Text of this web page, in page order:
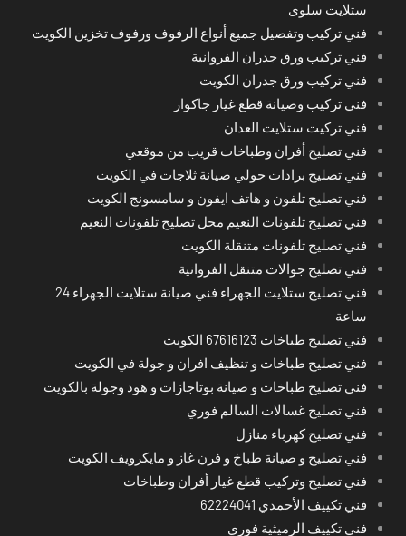
ستلايت سلوى
فني تركيب وتفصيل جميع أنواع الرفوف ورفوف تخزين الكويت
فني تركيب ورق جدران الفروانية
فني تركيب ورق جدران الكويت
فني تركيب وصيانة قطع غيار جاكوار
فني تركيت ستلايت العدان
فني تصليح أفران وطباخات قريب من موقعي
فني تصليح برادات حولي صيانة ثلاجات في الكويت
فني تصليح تلفون و هاتف ايفون و سامسونج الكويت
فني تصليح تلفونات النعيم محل تصليح تلفونات النعيم
فني تصليح تلفونات متنقلة الكويت
فني تصليح جوالات متنقل الفروانية
فني تصليح ستلايت الجهراء فني صيانة ستلايت الجهراء 24
ساعة
فني تصليح طباخات 67616123 الكويت
فني تصليح طباخات و تنظيف افران و جولة في الكويت
فني تصليح طباخات و صيانة بوتاجازات و هود وجولة بالكويت
فني تصليح غسالات السالم فوري
فني تصليح كهرباء منازل
فني تصليح و صيانة طباخ و فرن غاز و مايكرويف الكويت
فني تصليح وتركيب قطع غيار أفران وطباخات
فني تكييف الأحمدي 62224041
فني تكييف الرميثية فوري